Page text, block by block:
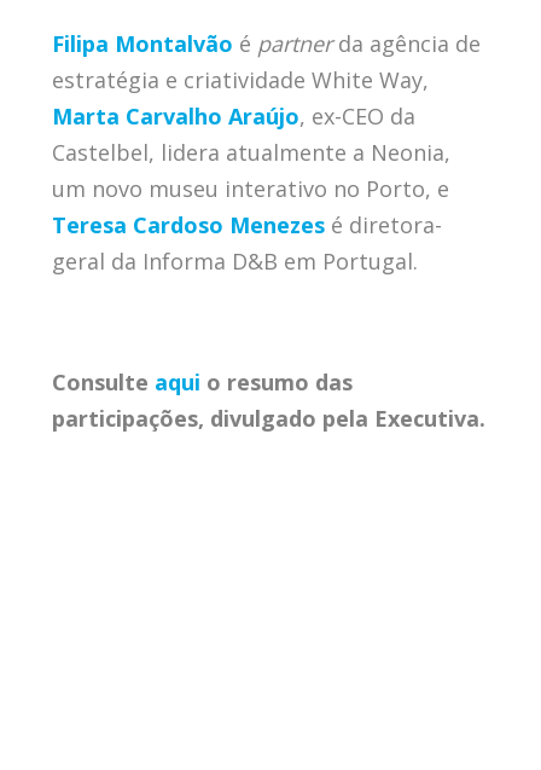
Filipa Montalvão é partnerda agência de
estratégia e criatividade White Way,
Marta Carvalho Araújo, ex-CEO da
Castelbel, lidera atualmente a Neonia,
um novo museu interativo no Porto, e
Teresa Cardoso Menezesé diretora-
geral da Informa D&B em Portugal.
Consulte aqui o resumo das
participações, divulgado pela Executiva.